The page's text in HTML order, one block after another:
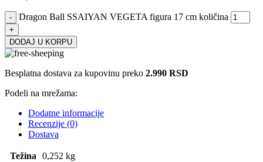
Dragon Ball SSAIYAN VEGETA figura 17 cm količina
DODAJ U KORPU
Besplatna dostava za kupovinu preko 2.990 RSD
Podeli na mrežama:
Dodatne informacije
Recenzije (0)
Dostava
Težina 0,252 kg